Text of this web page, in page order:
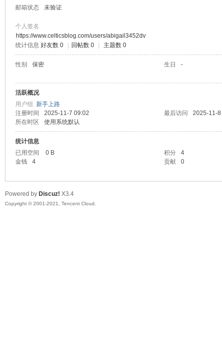
邮箱状态
未验证
个人签名
https://www.celticsblog.com/users/abigail3452dv
统计信息 好友数 0 回帖数 0 主题数 0
性别 保密 生日 -
活跃概况
用户组 新手上路
注册时间
2025-11-7 09:02 最后访问
2025-11-
所在时区
使用系统默认
统计信息
已用空间
0 B 积分
4
金钱
4 贡献 0
Powered by Discuz! X3.4
Copyright © 2001-2021, Tencent Cloud.